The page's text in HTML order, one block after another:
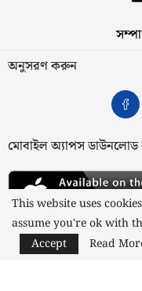
অনুসরণ করুন
মোবাইল অ্যাপস
This website uses
assume you're ok with
Accept
Read